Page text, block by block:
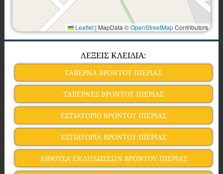
Leaflet | MapData ©OpenStreetMapContributors
ΛΕΞΕΙΣ ΚΛΕΙΔΙΑ:
ΤΑΒΕΡΝΑ ΒΡΟΝΤΟΥ ΠΙΕΡΙΑΣ
ΤΑΒΕΡΝΕΣ ΒΡΟΝΤΟΥ ΠΙΕΡΙΑΣ
ΕΣΤΙΑΤΟΡΙΟ ΒΡΟΝΤΟΥ ΠΙΕΡΙΑΣ
ΕΣΤΙΑΤΟΡΙΑ ΒΡΟΝΤΟΥ ΠΙΕΡΙΑΣ
ΑΙΘΟΥΣΑ ΕΚΔΗΛΩΣΕΩΝ ΒΡΟΝΤΟΥ ΠΙΕΡΙΑΣ